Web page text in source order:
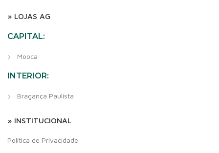
» LOJAS AG
CAPITAL:
Mooca
INTERIOR:
Bragança Paulista
» INSTITUCIONAL
Política de Privacidade